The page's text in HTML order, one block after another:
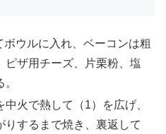
ウルに入れ、ベーコンは粗
ピザ用チーズ、片栗粉、塩
火で熱して（1）を広げ、
りするまで焼き、裏返して